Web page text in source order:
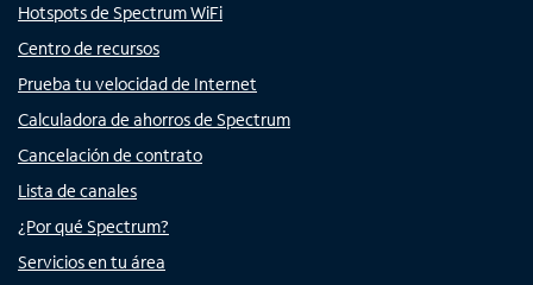
Hotspots de Spectrum WiFi
Centro de recursos
Prueba tu velocidad de Internet
Calculadora de ahorros de Spectrum
Cancelación de contrato
Lista de canales
¿Por qué Spectrum?
Servicios en tu área